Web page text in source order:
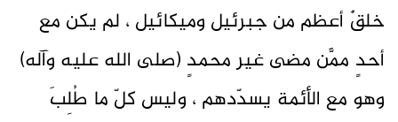
خلقٌ أعظم من جبرئيل وميكائيل ، لم يكن مع
أحدٍ ممََّن مضى غير محمدٍ (صلى الله عليه وآله)
وهو مع الأئمة يسدّدهم ، وليس كلّ ما طُلِبَ